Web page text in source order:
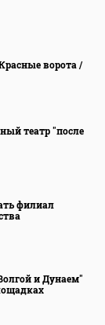
ворота /
театр "после
филиал
и Дунаем"